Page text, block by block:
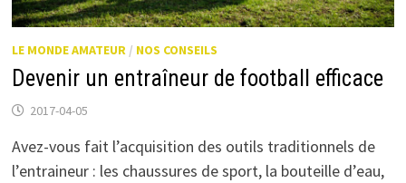
LE MONDE AMATEUR/ NOS CONSEILS
Devenir un entraîneur de football efficace
2017-04-05
Avez-vous fait l’acquisition des outils traditionnels de
l’entraineur : les chaussures de sport, la bouteille d’eau,